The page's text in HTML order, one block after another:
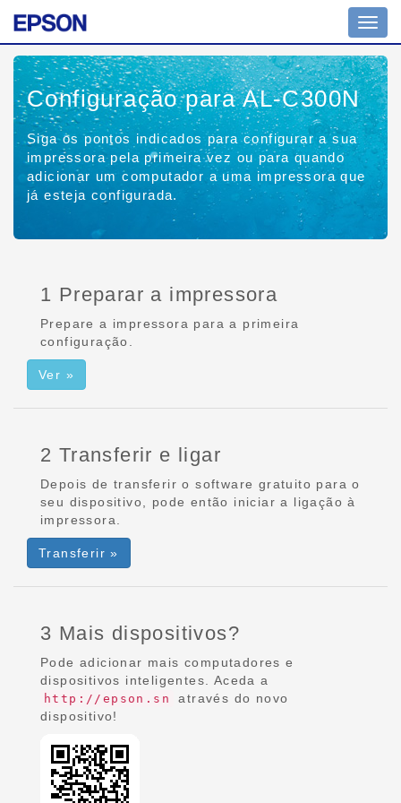
Configuração para AL-C300N
Siga os pontos indicados para configurar a sua
impressora pela primeira vez ou para quando
adicionar um computador a uma impressora que
já esteja configurada.
1 Preparar a impressora
Prepare a impressora para a primeira
configuração.
Ver »
2 Transferir e ligar
Depois de transferir o software gratuito para o
seu dispositivo, pode então iniciar a ligação à
impressora.
Transferir »
3 Mais dispositivos?
Pode adicionar mais computadores e
dispositivos inteligentes. Aceda a
http://epson.sn
através do novo
dispositivo!